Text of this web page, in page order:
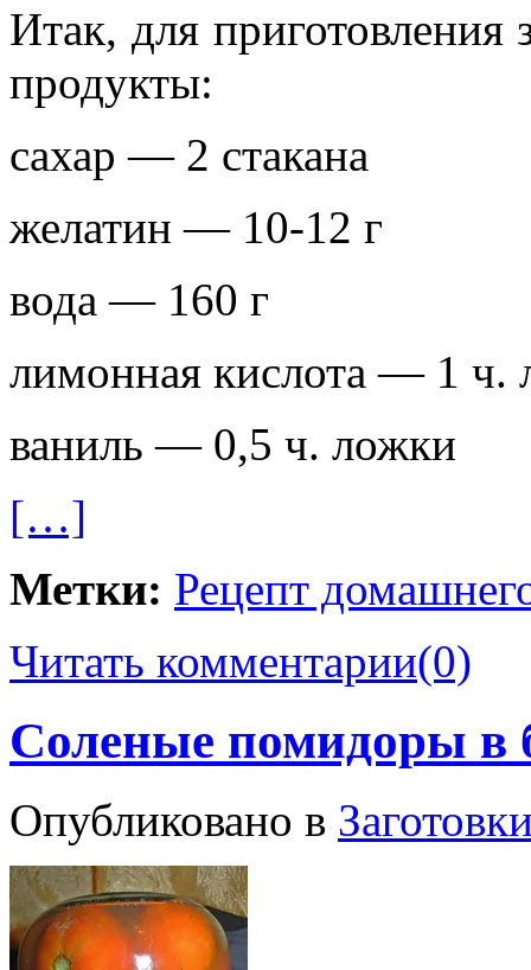
Итак, для
продукты:
сахар — 2 стакана
желатин — 10-12 г
вода — 160 г
лимонная кислота — 1 ч.
ваниль — 0,5 ч. ложки
[…]
Метки: Рецепт
Читать комментарии(0)
Соленые помидоры в
Опубликовано в